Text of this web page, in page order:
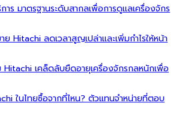
ร มาตรฐานระดับสากลเพื่อการดูแลเครื่องจักร
ย Hitachi ลดเวลาสูญเปล่าและเพิ่มกำไรให้หน้า
Hitachi เคล็ดลับยืดอายุเครื่องจักรกลหนักเพื่อ
ในไทยซื้อจากที่ไหน? ตัวแทนจำหน่ายที่ตอบ